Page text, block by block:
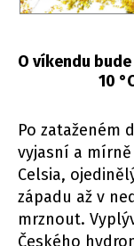
O víkendu
10
Po zataženém
vyjasní a
Celsia,
západu až v
mrznout.
Českého